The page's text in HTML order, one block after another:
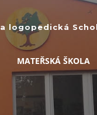
MATEŘSKÁ ŠKOLA